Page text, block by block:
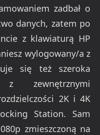
zadbał o
danych, zatem po
z klawiaturą HP
wylogowany/a z
się też szeroka
z zewnętrznymi
2K i 4K
Station. Sam
zmieszczoną na